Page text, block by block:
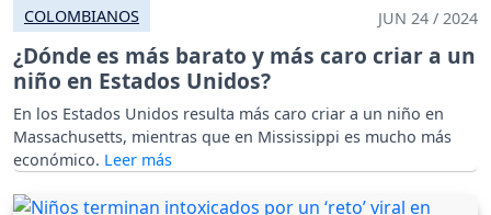
COLOMBIANOS JUN 24 / 2024
¿Dónde es más barato y más caro criar a un
niño en Estados Unidos?
En los Estados Unidos resulta más caro criar a un niño en
Massachusetts, mientras que en Mississippi es mucho más
económico.